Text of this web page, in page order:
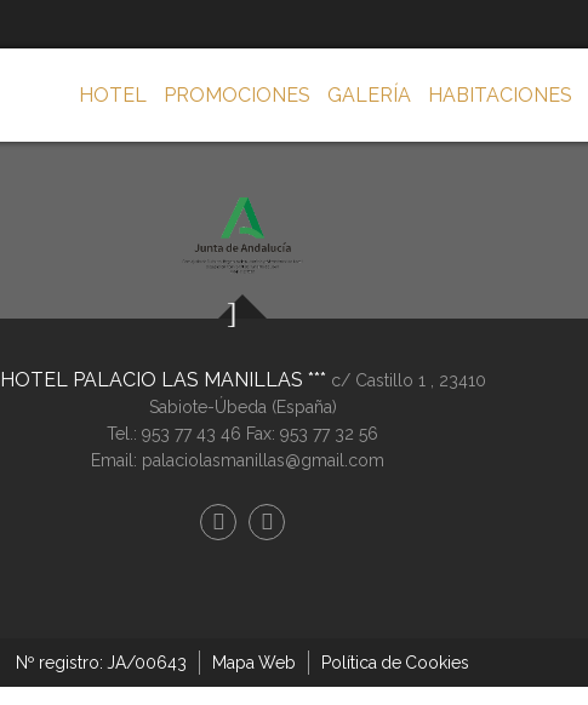
HOTEL PROMOCIONES GALERÍA HABITACIONES
HOTEL PALACIO LAS MANILLAS c/ Castillo 1 , 23410
Sabiote-Úbeda (España)
Tel.: 953 77 43 46 Fax: 953 77 32 56
Email: palaciolasmanillas@gmail.com
Nº registro: JA/00643 Mapa Web Política de Cookies